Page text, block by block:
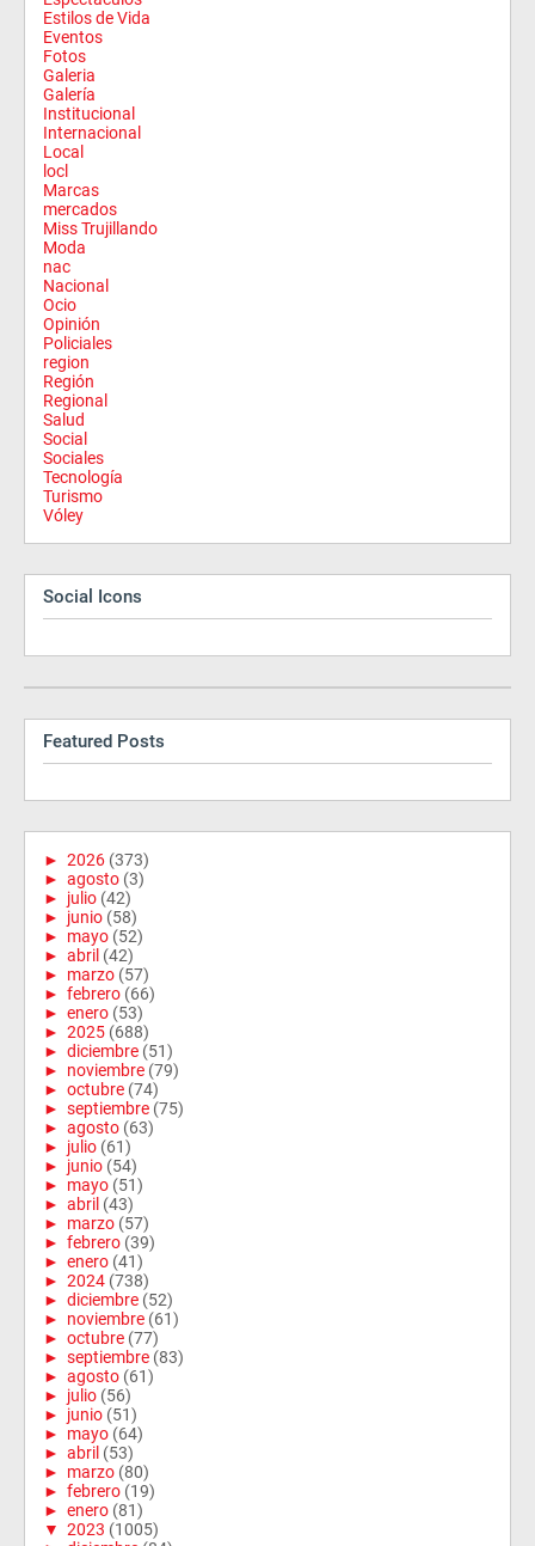
Estilos de Vida
Eventos
Fotos
Galeria
Galería
Institucional
Internacional
Local
locl
Marcas
mercados
Miss Trujillando
Moda
nac
Nacional
Ocio
Opinión
Policiales
region
Región
Regional
Salud
Social
Sociales
Tecnología
Turismo
Vóley
Social Icons
Featured Posts
► 2026 (373)
► agosto (3)
► julio (42)
► junio (58)
► mayo (52)
► abril (42)
► marzo (57)
► febrero (66)
► enero (53)
► 2025 (688)
► diciembre (51)
► noviembre (79)
► octubre (74)
► septiembre (75)
► agosto (63)
► julio (61)
► junio (54)
► mayo (51)
► abril (43)
► marzo (57)
► febrero (39)
► enero (41)
► 2024 (738)
► diciembre (52)
► noviembre (61)
► octubre (77)
► septiembre (83)
► agosto (61)
► julio (56)
► junio (51)
► mayo (64)
► abril (53)
► marzo (80)
► febrero (19)
► enero (81)
▼ 2023 (1005)